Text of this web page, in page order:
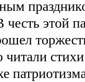
честь этой
читали